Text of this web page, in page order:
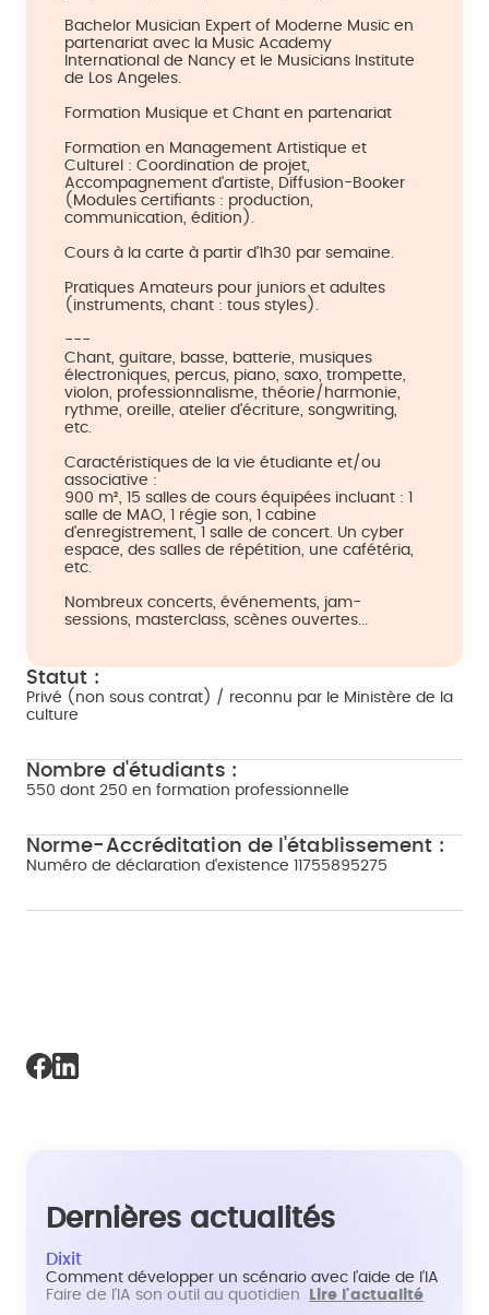
Bachelor Musician Expert of Moderne Music en
partenariat avec la Music Academy
International de Nancy et le Musicians Institute
de Los Angeles.
Formation Musique et Chant en partenariat
Formation en Management Artistique et
Culturel : Coordination de projet,
Accompagnement d'artiste, Diffusion-Booker
(Modules certifiants : production,
communication, édition).
Cours à la carte à partir d'1h30 par semaine.
Pratiques Amateurs pour juniors et adultes
(instruments, chant : tous styles).
---
Chant, guitare, basse, batterie, musiques
électroniques, percus, piano, saxo, trompette,
violon, professionnalisme, théorie/harmonie,
rythme, oreille, atelier d'écriture, songwriting,
etc.
Caractéristiques de la vie étudiante et/ou
associative :
900 m², 15 salles de cours équipées incluant : 1
salle de MAO, 1 régie son, 1 cabine
d'enregistrement, 1 salle de concert. Un cyber
espace, des salles de répétition, une cafétéria,
etc.
Nombreux concerts, événements, jam-
sessions, masterclass, scènes ouvertes...
Statut :
Privé (non sous contrat) / reconnu par le Ministère de la
culture
Nombre d'étudiants :
550 dont 250 en formation professionnelle
Norme-Accréditation de l'établissement :
Numéro de déclaration d'existence 11755895275
Dernières actualités
Dixit
Comment développer un scénario avec l'aide de l'IA
Faire de l'IA son outil au quotidien
Lire l'actualité